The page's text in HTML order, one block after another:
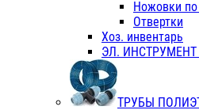
Ножовки
Отвертки
Хоз. инвентарь
ЭЛ. ИНСТРУМЕНТ
ТРУБЫ